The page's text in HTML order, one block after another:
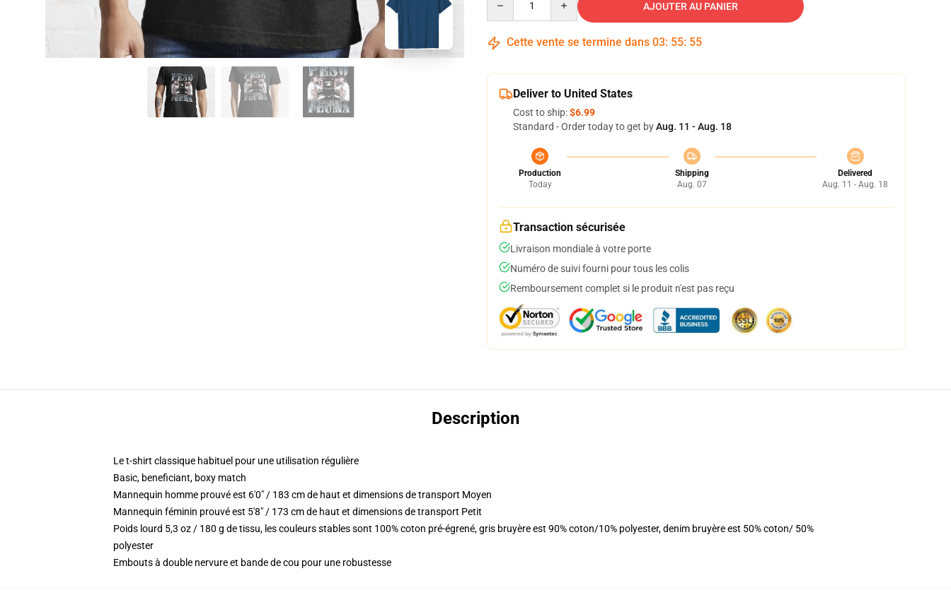
AJOUTER AU PANIER
Cette vente se termine dans 03: 55: 54
Deliver to United States
Cost to ship:$6.99
Standard - Order today to get byAug. 11 - Aug. 18
Production
Today
Shipping
Aug. 07
Delivered
Aug. 11 - Aug. 18
Transaction sécurisée
Livraison mondiale à votre porte
Numéro de suivi fourni pour tous les colis
Remboursement complet si le produit n'est pas reçu
Description
Le t-shirt classique habituel pour une utilisation régulière
Basic, beneficiant, boxy match
Mannequin homme prouvé est 6'0" / 183 cm de haut et dimensions de transport Moyen
Mannequin féminin prouvé est 5'8" / 173 cm de haut et dimensions de transport Petit
Poids lourd 5,3 oz / 180 g de tissu, les couleurs stables sont 100% coton pré-égrené, gris bruyère est 90% coton/10% polyester, denim bruyère est 50% coton/ 50%
polyester
Embouts à double nervure et bande de cou pour une robustesse